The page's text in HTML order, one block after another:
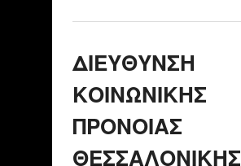
ΔΙΕΥΘΥΝΣΗ
ΚΟΙΝΩΝΙΚΗΣ
ΠΡΟΝΟΙΑΣ
ΘΕΣΣΑΛΟΝΙΚΗΣ